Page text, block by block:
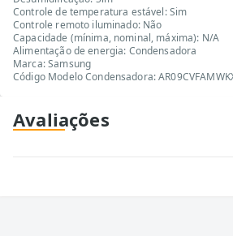
Controle de temperatura estável: Sim
Controle remoto iluminado: Não
Capacidade (mínima, nominal, máxima): N/A
Alimentação de energia: Condensadora
Marca: Samsung
Código Modelo Condensadora:
Avaliações